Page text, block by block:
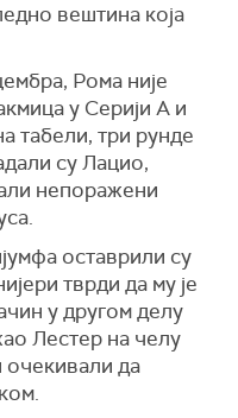
вештина која
Рома није
у Серији А и
табели, три рунде
су Лацио,
непоражени
оставрили су
тврди да му је
у другом делу
Лестер на челу
очекивали да